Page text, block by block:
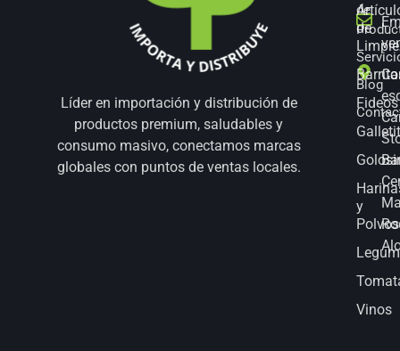
Líder en importación y distribución de
productos premium, saludables y
consumo masivo, conectamos marcas
globales con puntos de ventas locales.
de
Fideos
y
Polvos
Vinos
de
Blog